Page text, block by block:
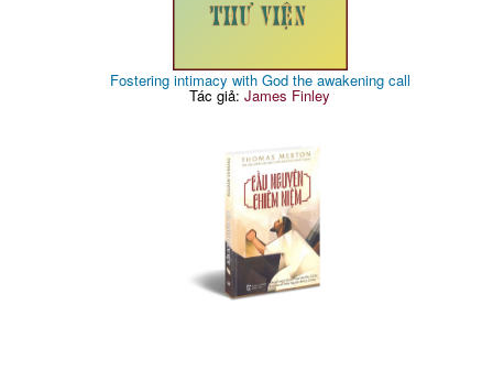
Fostering intimacy with God the awakening call
Tác giả:James Finley